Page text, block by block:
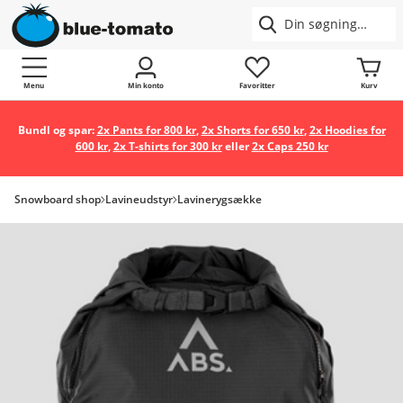
Menu Min konto Favoritter Kurv
Bundl og spar:2x Pants for 800 kr,2x Shorts for 650 kr,2x Hoodies for
600 kr,2x T-shirts for 300 kreller2x Caps 250 kr
Snowboard shop Lavineudstyr Lavinerygsække